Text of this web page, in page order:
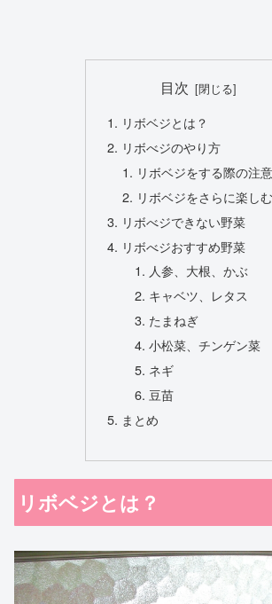
目次
リボベジとは？
リボべジのやり方
リボベジをする際の注
リボベジをさらに楽しむ
リボべジできない野菜
リボべジおすすめ野菜
人参、大根、かぶ
キャベツ、レタス
たまねぎ
小松菜、チンゲン菜
ネギ
豆苗
まとめ
リボベジとは？